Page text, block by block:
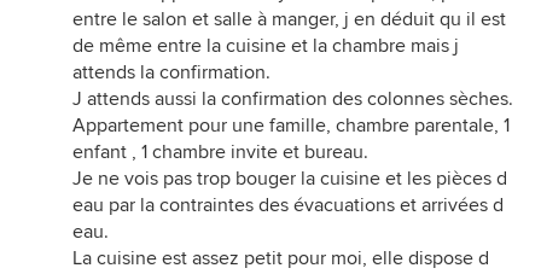
entre le salon et salle à manger, j en déduit qu il est
de même entre la cuisine et la chambre mais j
attends la confirmation.
J attends aussi la confirmation des colonnes sèches.
Appartement pour une famille, chambre parentale, 1
enfant , 1 chambre invite et bureau.
Je ne vois pas trop bouger la cuisine et les pièces d
eau par la contraintes des évacuations et arrivées d
eau.
La cuisine est assez petit pour moi, elle dispose d